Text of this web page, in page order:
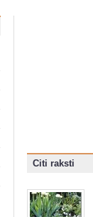
Citi raksti